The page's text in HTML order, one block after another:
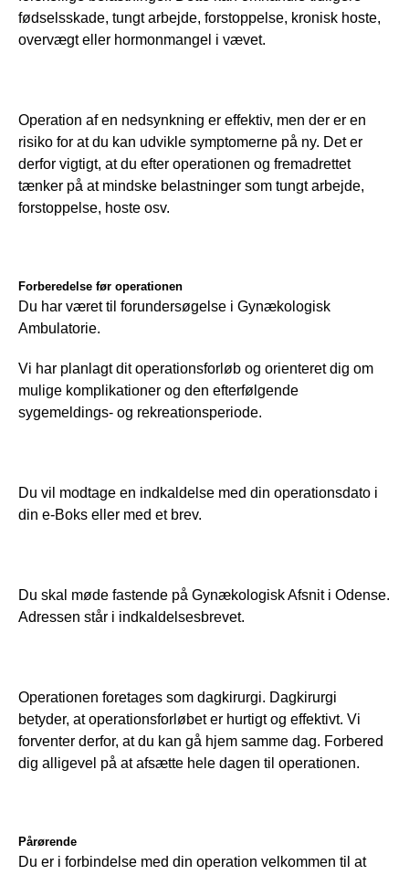
fødselsskade, tungt arbejde, forstoppelse, kronisk hoste,
overvægt eller hormonmangel i vævet.
Operation af en nedsynkning er effektiv, men der er en
risiko for at du kan udvikle symptomerne på ny. Det er
derfor vigtigt, at du efter operationen og fremadrettet
tænker på at mindske belastninger som tungt arbejde,
forstoppelse, hoste osv.
Forberedelse før operationen
Du har været til forundersøgelse i Gynækologisk
Ambulatorie.
Vi har planlagt dit operationsforløb og orienteret dig om
mulige komplikationer og den efterfølgende
sygemeldings- og rekreationsperiode.
Du vil modtage en indkaldelse med din operationsdato i
din e-Boks eller med et brev.
Du skal møde fastende på Gynækologisk Afsnit i Odense.
Adressen står i indkaldelsesbrevet.
Operationen foretages som dagkirurgi. Dagkirurgi
betyder, at operationsforløbet er hurtigt og effektivt. Vi
forventer derfor, at du kan gå hjem samme dag. Forbered
dig alligevel på at afsætte hele dagen til operationen.
Pårørende
Du er i forbindelse med din operation velkommen til at